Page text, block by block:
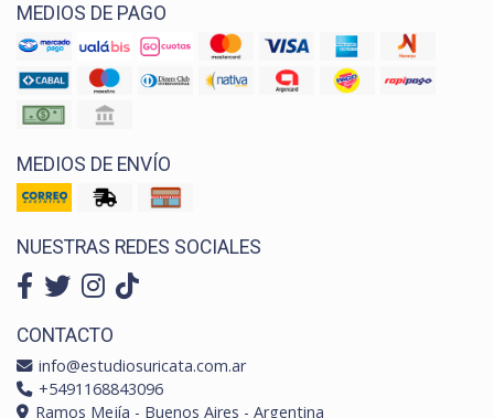
MEDIOS DE PAGO
MEDIOS DE ENVÍO
NUESTRAS REDES SOCIALES
CONTACTO
info@estudiosuricata.com.ar
+5491168843096
Ramos Mejía - Buenos Aires - Argentina